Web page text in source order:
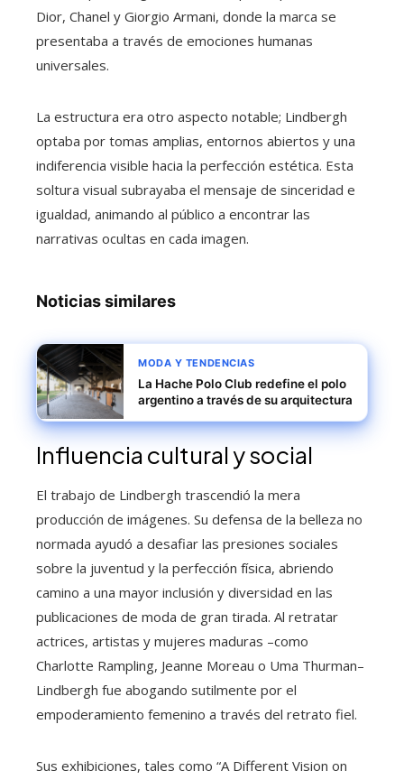
Dior, Chanel y Giorgio Armani, donde la marca se
presentaba a través de emociones humanas
universales.
La estructura era otro aspecto notable; Lindbergh
optaba por tomas amplias, entornos abiertos y una
indiferencia visible hacia la perfección estética. Esta
soltura visual subrayaba el mensaje de sinceridad e
igualdad, animando al público a encontrar las
narrativas ocultas en cada imagen.
Noticias similares
MODA Y TENDENCIAS
La Hache Polo Club redefine el polo
argentino a través de su arquitectura
Influencia cultural y social
El trabajo de Lindbergh trascendió la mera
producción de imágenes. Su defensa de la belleza no
normada ayudó a desafiar las presiones sociales
sobre la juventud y la perfección física, abriendo
camino a una mayor inclusión y diversidad en las
publicaciones de moda de gran tirada. Al retratar
actrices, artistas y mujeres maduras –como
Charlotte Rampling, Jeanne Moreau o Uma Thurman–
Lindbergh fue abogando sutilmente por el
empoderamiento femenino a través del retrato fiel.
Sus exhibiciones, tales como “A Different Vision on